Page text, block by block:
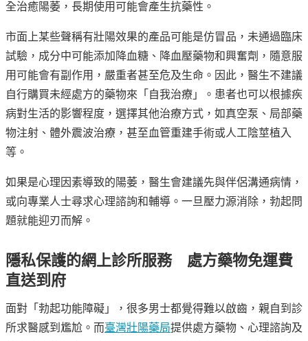
全治癒陽萎，長期使用可能會產生抗藥性。
市面上某些聲稱有壯陽效果的產品可能是仿冒品，未通過臨床
試驗，成分中可能添加降血糖、降血壓藥物和興奮劑，隨意服
用可能會有副作用，嚴重者甚至危及生命。因此，醫生不建議
自行購買未經處方的藥物來「自我治療」。患者也可以根據疾
病對生活的影響程度，選擇其他治療方式，如真空泵、局部藥
物注射、體外震波治療，甚至血管重建手術或人工陰莖植入
等。
如果是心理因素導致的陽萎，醫生會建議先與伴侶溝通病情，
或向專業人士尋求心理諮詢和輔導。一旦壓力源消除，勃起問
題就能迎刃而解。
隱私保護的網上診所服務 處方藥物免運費
直送到府
面對「勃起功能障礙」，很多男士都覺得難以啟齒，親自到診
所求醫感到尷尬。而臺灣壯陽藥局提供處方藥物、心理諮詢及